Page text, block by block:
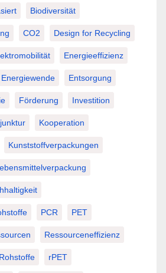
Biodiversität
CO2 Design for Recycling
Energieeffizienz
Energiewende Entsorgung
Förderung Investition
Kooperation
Kunststoffverpackungen
PCR PET
Ressourceneffizienz
Rohstoffe rPET